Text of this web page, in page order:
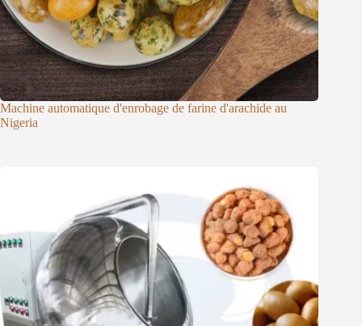
Machine automatique d'enrobage de farine d'arachide au
Nigeria